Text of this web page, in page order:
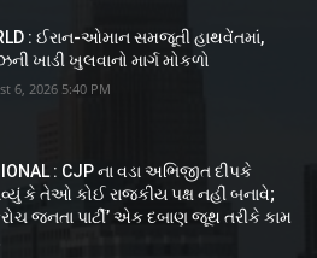
: ઈરાન-ઓમાન સમજૂતી હાથવેંતમાં,
ખાડી ખુલવાનો માર્ગ મોકળો
6, 2026 5:40 PM
: CJP ના વડા અભિજીત દીપકે
કે તેઓ કોઈ રાજકીય પક્ષ નહીં બનાવે;
જનતા પાર્ટી’ એક દબાણ જૂથ તરીકે કામ